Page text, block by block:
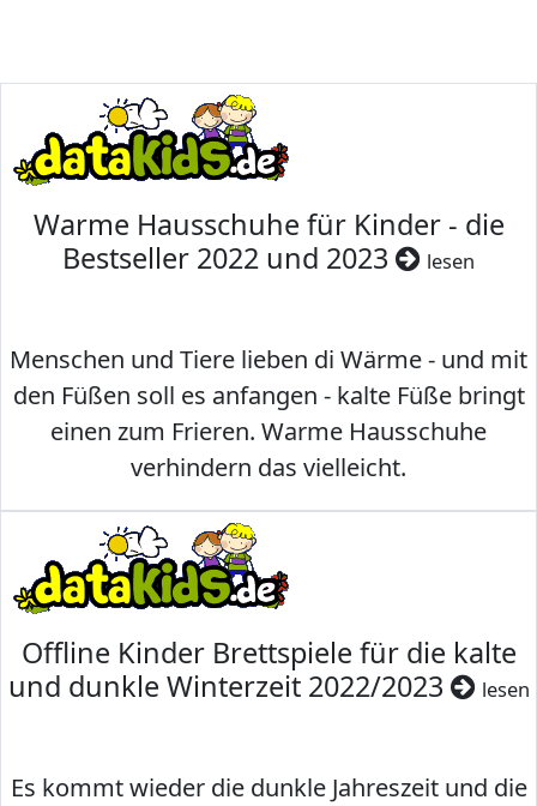
Warme Hausschuhe für Kinder - die
Bestseller 2022 und 2023
lesen
Menschen und Tiere lieben di Wärme - und mit
den Füßen soll es anfangen - kalte Füße bringt
einen zum Frieren. Warme Hausschuhe
verhindern das vielleicht.
Offline Kinder Brettspiele für die kalte
und dunkle Winterzeit 2022/2023
lesen
Es kommt wieder die dunkle Jahreszeit und die